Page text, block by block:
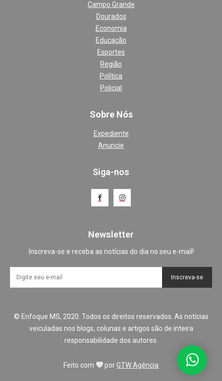
Campo Grande
Dourados
Economia
Educação
Esportes
Região
Política
Policial
Sobre Nós
Expediente
Anuncie
Siga-nos
Newsletter
Inscreva-se e receba as notícias do dia no seu e-mail!
Inscreva-se
© Enfoque MS, 2020. Todos os direitos reservados. As notícias
veiculadas nos blogs, colunas e artigos são de inteira
responsabilidade dos autores.
Feito com porGTW Agência